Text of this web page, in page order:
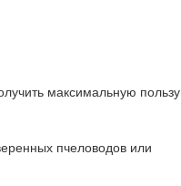
максимальную пользу
пчеловодов или